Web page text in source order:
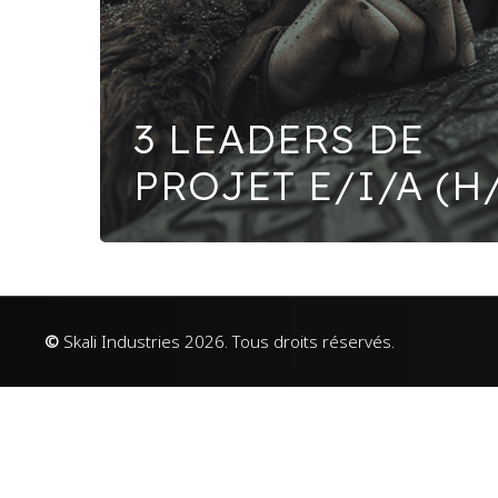
3 LEADERS DE
PROJET E/I/A
© Skali Industries 2026 . Tous droits réservés.